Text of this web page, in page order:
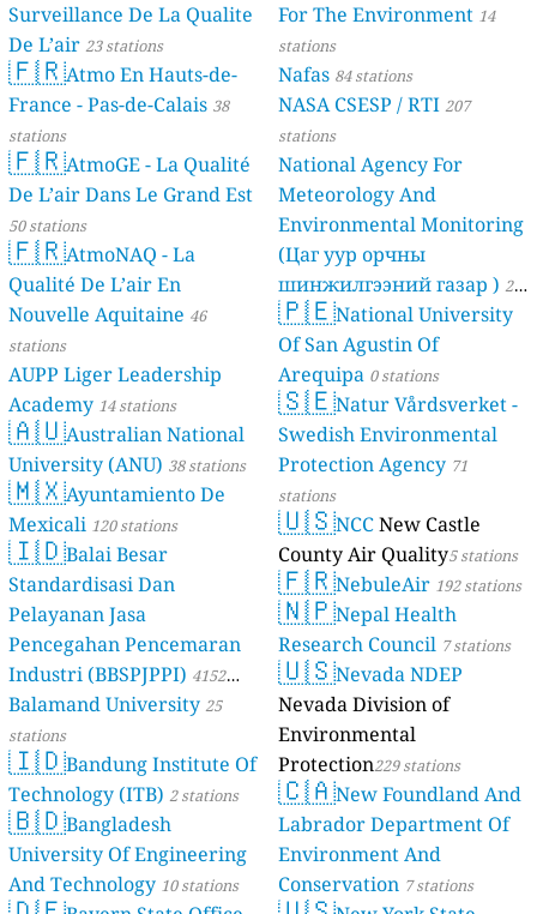
Surveillance De La Qualite
De L’air 23 stations
🇫🇷Atmo En Hauts-de-
France - Pas-de-Calais 38
stations
🇫🇷AtmoGE - La Qualité
De L’air Dans Le Grand Est
50 stations
🇫🇷AtmoNAQ - La
Qualité De L’air En
Nouvelle Aquitaine 46
stations
AUPP Liger Leadership
Academy 14 stations
🇦🇺Australian National
University (ANU) 38 stations
🇲🇽Ayuntamiento De
Mexicali 120 stations
🇮🇩Balai Besar
Standardisasi Dan
Pelayanan Jasa
Pencegahan Pencemaran
Industri (BBSPJPPI) 4152
stations
Balamand University25
stations
🇮🇩Bandung Institute Of
Technology (ITB) 2 stations
🇧🇩Bangladesh
University Of Engineering
And Technology 10 stations
For The Environment 14
stations
Nafas 84 stations
NASA CSESP / RTI 207
stations
National Agency For
Meteorology And
Environmental Monitoring
(Цаг уур орчны
шинжилгээний газар ) 21
stations
🇵🇪National University
Of San Agustin Of
Arequipa 0 stations
🇸🇪Natur Vårdsverket -
Swedish Environmental
Protection Agency 71
stations
🇺🇸NCCNew Castle
County Air Quality5 stations
🇫🇷NebuleAir 192 stations
🇳🇵Nepal Health
Research Council 7 stations
🇺🇸Nevada NDEP
Nevada Division of
Environmental
Protection229 stations
🇨🇦New Foundland And
Labrador Department Of
Environment And
Conservation 7 stations